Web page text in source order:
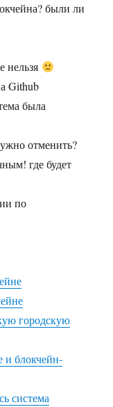
были ли
нельзя
Github
была
отменить?
где будет
по
городскую
и блокчейн-
система